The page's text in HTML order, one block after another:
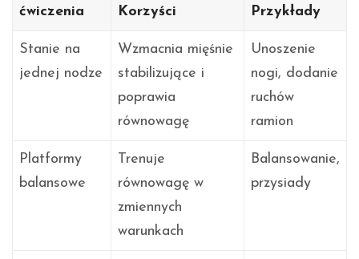
ćwiczenia
Korzyści Przykłady
Stanie na
jednej nodze
Wzmacnia mięśnie
stabilizujące i
poprawia
równowagę
Unoszenie
nogi, dodanie
ruchów
ramion
Platformy
balansowe
Trenuje
równowagę w
zmiennych
warunkach
Balansowanie,
przysiady